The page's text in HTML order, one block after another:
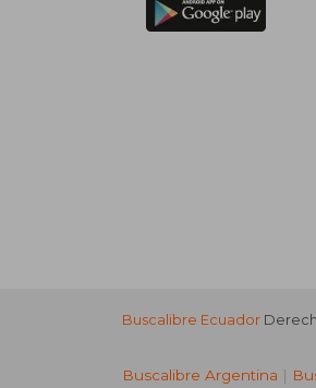
Buscalibre Ecuador
Buscalibre Argentina |